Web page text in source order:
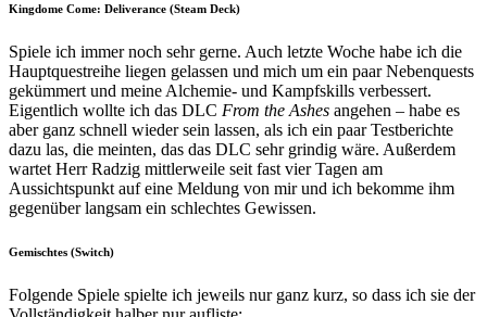
Kingdome Come: Deliverance (Steam Deck)
Spiele ich immer noch sehr gerne. Auch letzte Woche habe ich die
Hauptquestreihe liegen gelassen und mich um ein paar Nebenquests
gekümmert und meine Alchemie- und Kampfskills verbessert.
Eigentlich wollte ich das DLC From the Ashes angehen – habe es
aber ganz schnell wieder sein lassen, als ich ein paar Testberichte
dazu las, die meinten, das das DLC sehr grindig wäre. Außerdem
wartet Herr Radzig mittlerweile seit fast vier Tagen am
Aussichtspunkt auf eine Meldung von mir und ich bekomme ihm
gegenüber langsam ein schlechtes Gewissen.
Gemischtes (Switch)
Folgende Spiele spielte ich jeweils nur ganz kurz, so dass ich sie der